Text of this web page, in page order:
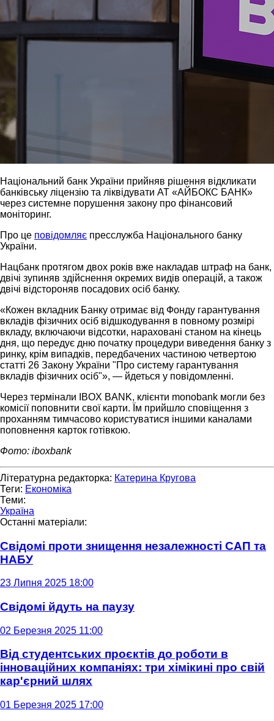
Національний банк України прийняв рішення відкликати
банківську ліцензію та ліквідувати АТ «АЙБОКС БАНК»
через системне порушення закону про фінансовий
моніторинг.
Про це повідомляє пресслужба Національного банку
України.
Нацбанк протягом двох років вже накладав штраф на банк,
двічі зупиняв здійснення окремих видів операцій, а також
двічі відстороняв посадових осіб банку.
«Кожен вкладник Банку отримає від Фонду гарантування
вкладів фізичних осіб відшкодування в повному розмірі
вкладу, включаючи відсотки, нараховані станом на кінець
дня, що передує дню початку процедури виведення банку з
ринку, крім випадків, передбачених частиною четвертою
статті 26 Закону України "Про систему гарантування
вкладів фізичних осіб"», — йдеться у повідомленні.
Через термінали IBOX BANK, клієнти monobank могли без
комісії поповнити свої карти. Їм прийшло сповіщення з
проханням тимчасово користуватися іншими каналами
поповнення карток готівкою.
Фото: iboxbank
Літературна редакторка: Катерина Кругова
Теги: Економіка
Теми:
Україна
Останні матеріали:
Свідомі проти знищення незалежності САП та
НАБУ
23 Липня 2025 18:00
Свідомі йдуть на паузу
02 Березня 2025 11:00
Від студентських проєктів до роботи в
інноваційних компаніях: три хімікині про свій
кар'єрний шлях
01 Березня 2025 17:00